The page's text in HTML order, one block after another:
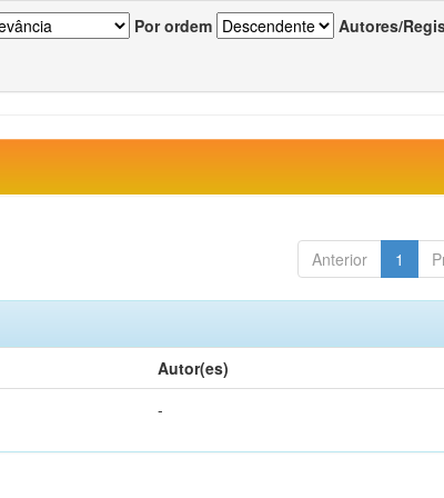
Por ordem Autores/
Anterior 1
Autor(es)
-